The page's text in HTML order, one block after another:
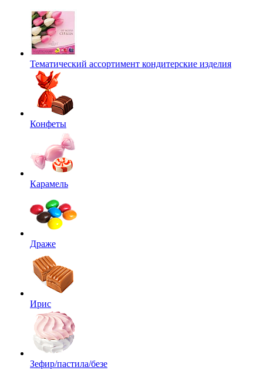
Тематический ассортимент кондитерские изделия
Конфеты
Карамель
Драже
Ирис
Зефир/пастила/безе